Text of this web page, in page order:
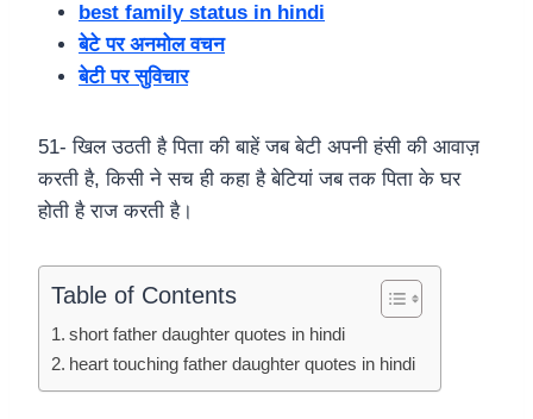
best family status in hindi
बेटे पर अनमोल वचन
बेटी पर सुविचार
51- खिल उठती है पिता की बाहें जब बेटी अपनी हंसी की आवाज़
करती है, किसी ने सच ही कहा है बेटियां जब तक पिता के घर
होती है राज करती है।
Table of Contents
short father daughter quotes in hindi
heart touching father daughter quotes in hindi